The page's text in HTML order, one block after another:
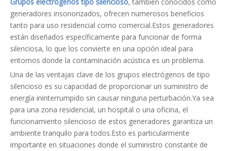
generadores insonorizados, ofrecen numerosos beneficios
tanto para uso residencial como comercial.Estos generadores
están diseñados específicamente para funcionar de forma
silenciosa, lo que los convierte en una opción ideal para
entornos donde la contaminación acústica es un problema.
Una de las ventajas clave de los grupos electrógenos de tipo
silencioso es su capacidad de proporcionar un suministro de
energía ininterrumpido sin causar ninguna perturbación.Ya sea
para una zona residencial, un hospital o una oficina, el
funcionamiento silencioso de estos generadores garantiza un
ambiente tranquilo para todos.Esto es particularmente
importante en situaciones donde el suministro constante de